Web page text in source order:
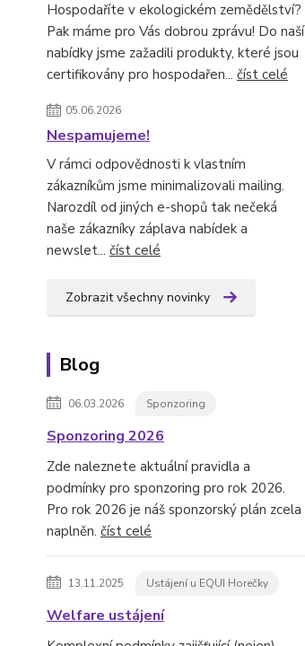
Hospodaříte v ekologickém zemědělství?
Pak máme pro Vás dobrou zprávu! Do naší
nabídky jsme zažadili produkty, které jsou
certifikovány pro hospodařen... číst celé
05.06.2026
Nespamujeme!
V rámci odpovědnosti k vlastním
zákazníkům jsme minimalizovali mailing.
Narozdíl od jiných e-shopů tak nečeká
naše zákazníky záplava nabídek a
newslet... číst celé
Zobrazit všechny novinky
Blog
06.03.2026 Sponzoring
Sponzoring 2026
Zde naleznete aktuální pravidla a
podmínky pro sponzoring pro rok 2026.
Pro rok 2026 je náš sponzorský plán zcela
naplněn. číst celé
13.11.2025 Ustájení u EQUI Horečky
Welfare ustájení